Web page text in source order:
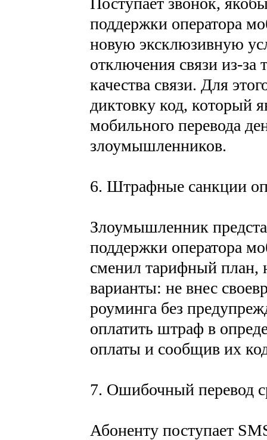
поддержки оператора
новую эксклюзивную
отключения связи из-за
качества связи. Для
диктовку код, который
мобильного перевода
злоумышленников.
6. Штрафные санкции
Злоумышленник
поддержки оператора
сменил тарифный план,
варианты: не внес
роуминга без
оплатить штраф в
оплаты и сообщив их
7. Ошибочный перевод
Абоненту поступает